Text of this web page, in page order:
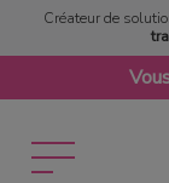
Créateur de